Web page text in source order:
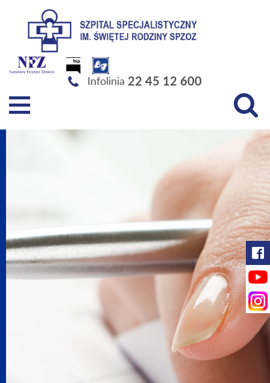
Szpital Specjalistyczny im. Świętej Rodziny SPZOZ
Infolinia 22 45 12 600